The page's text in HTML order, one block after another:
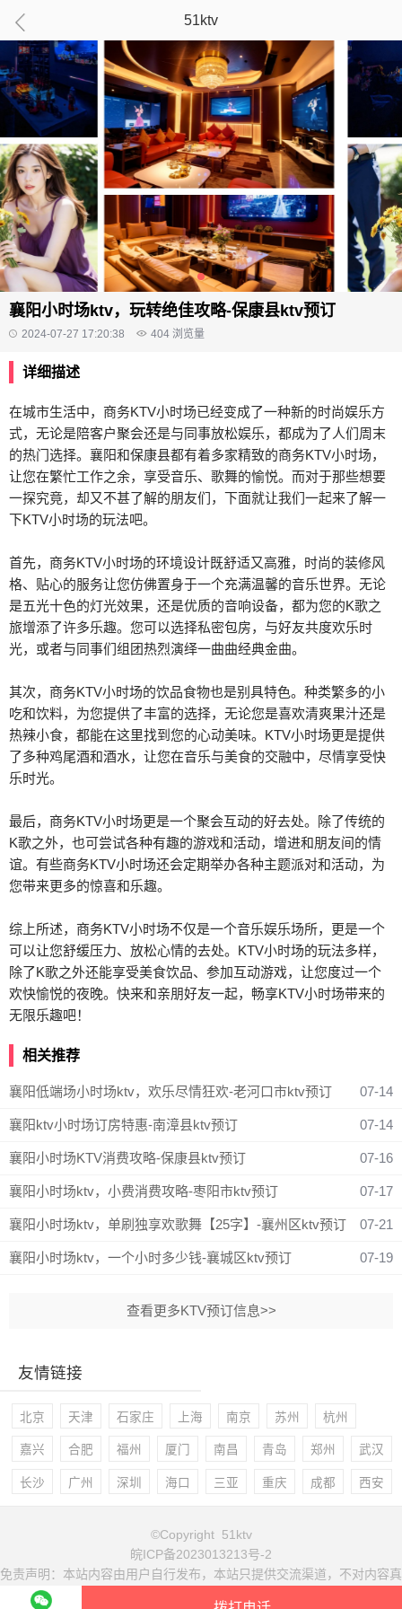
51ktv
襄阳小时场ktv，玩转绝佳攻略-保康县ktv预订
2024-07-27 17:20:38 404 浏览量
详细描述
在城市生活中，商务KTV小时场已经变成了一种新的时尚娱乐方
式，无论是陪客户聚会还是与同事放松娱乐，都成为了人们周末
的热门选择。襄阳和保康县都有着多家精致的商务KTV小时场，
让您在繁忙工作之余，享受音乐、歌舞的愉悦。而对于那些想要
一探究竟，却又不甚了解的朋友们，下面就让我们一起来了解一
下KTV小时场的玩法吧。
首先，商务KTV小时场的环境设计既舒适又高雅，时尚的装修风
格、贴心的服务让您仿佛置身于一个充满温馨的音乐世界。无论
是五光十色的灯光效果，还是优质的音响设备，都为您的K歌之
旅增添了许多乐趣。您可以选择私密包房，与好友共度欢乐时
光，或者与同事们组团热烈演绎一曲曲经典金曲。
其次，商务KTV小时场的饮品食物也是别具特色。种类繁多的小
吃和饮料，为您提供了丰富的选择，无论您是喜欢清爽果汁还是
热辣小食，都能在这里找到您的心动美味。KTV小时场更是提供
了多种鸡尾酒和酒水，让您在音乐与美食的交融中，尽情享受快
乐时光。
最后，商务KTV小时场更是一个聚会互动的好去处。除了传统的
K歌之外，也可尝试各种有趣的游戏和活动，增进和朋友间的情
谊。有些商务KTV小时场还会定期举办各种主题派对和活动，为
您带来更多的惊喜和乐趣。
综上所述，商务KTV小时场不仅是一个音乐娱乐场所，更是一个
可以让您舒缓压力、放松心情的去处。KTV小时场的玩法多样，
除了K歌之外还能享受美食饮品、参加互动游戏，让您度过一个
欢快愉悦的夜晚。快来和亲朋好友一起，畅享KTV小时场带来的
无限乐趣吧！
相关推荐
襄阳低端场小时场ktv，欢乐尽情狂欢-老河口市ktv预订 07-14
襄阳ktv小时场订房特惠-南漳县ktv预订 07-14
襄阳小时场KTV消费攻略-保康县ktv预订 07-16
襄阳小时场ktv，小费消费攻略-枣阳市ktv预订 07-17
襄阳小时场ktv，单刷独享欢歌舞【25字】-襄州区ktv预订 07-21
襄阳小时场ktv，一个小时多少钱-襄城区ktv预订 07-19
查看更多KTV预订信息>>
友情链接
北京 天津 石家庄 上海 南京 苏州 杭州
嘉兴 合肥 福州 厦门 南昌 青岛 郑州 武汉
长沙 广州 深圳 海口 三亚 重庆 成都 西安
©Copyright 51ktv
皖ICP备2023013213号-2
免责声明：本站内容由用户自行发布，本站只提供交流渠道，不对内容真